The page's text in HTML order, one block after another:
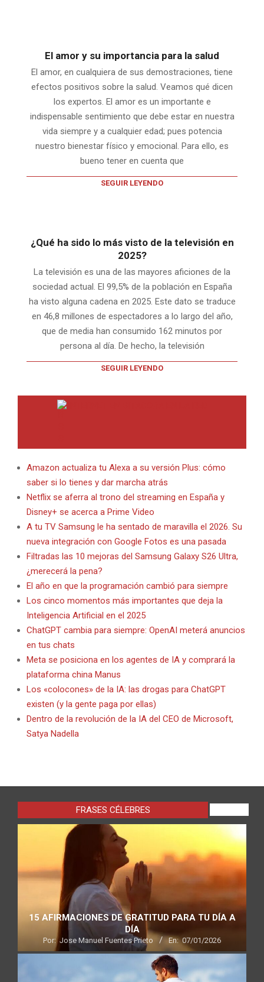
El amor y su importancia para la salud
El amor, en cualquiera de sus demostraciones, tiene
efectos positivos sobre la salud. Veamos qué dicen
los expertos. El amor es un importante e
indispensable sentimiento que debe estar en nuestra
vida siempre y a cualquier edad; pues potencia
nuestro bienestar físico y emocional. Para ello, es
bueno tener en cuenta que
SEGUIR LEYENDO
¿Qué ha sido lo más visto de la televisión en
2025?
La televisión es una de las mayores aficiones de la
sociedad actual. El 99,5% de la población en España
ha visto alguna cadena en 2025. Este dato se traduce
en 46,8 millones de espectadores a lo largo del año,
que de media han consumido 162 minutos por
persona al día. De hecho, la televisión
SEGUIR LEYENDO
Amazon actualiza tu Alexa a su versión Plus: cómo
saber si lo tienes y dar marcha atrás
Netflix se aferra al trono del streaming en España y
Disney+ se acerca a Prime Video
A tu TV Samsung le ha sentado de maravilla el 2026. Su
nueva integración con Google Fotos es una pasada
Filtradas las 10 mejoras del Samsung Galaxy S26 Ultra,
¿merecerá la pena?
El año en que la programación cambió para siempre
Los cinco momentos más importantes que deja la
Inteligencia Artificial en el 2025
ChatGPT cambia para siempre: OpenAI meterá anuncios
en tus chats
Meta se posiciona en los agentes de IA y comprará la
plataforma china Manus
Los «colocones» de la IA: las drogas para ChatGPT
existen (y la gente paga por ellas)
Dentro de la revolución de la IA del CEO de Microsoft,
Satya Nadella
FRASES CÉLEBRES
15 AFIRMACIONES DE GRATITUD PARA TU DÍA A
DÍA
Por: Jose Manuel Fuentes Prieto En: 07/01/2026